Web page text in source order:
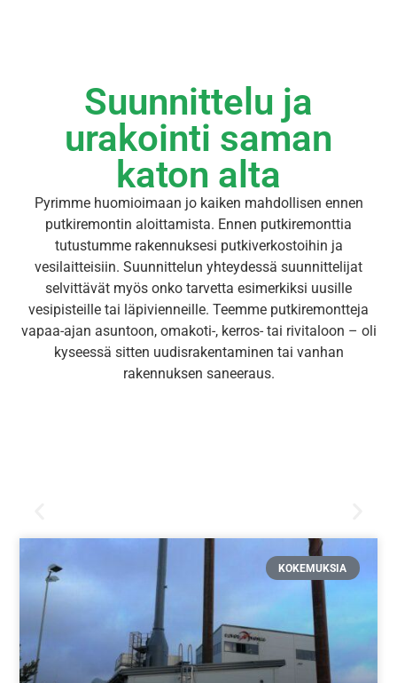
Suunnittelu ja
urakointi saman
katon alta
Pyrimme huomioimaan jo kaiken mahdollisen ennen
putkiremontin aloittamista. Ennen putkiremonttia
tutustumme rakennuksesi putkiverkostoihin ja
vesilaitteisiin. Suunnittelun yhteydessä suunnittelijat
selvittävät myös onko tarvetta esimerkiksi uusille
vesipisteille tai läpivienneille. Teemme putkiremontteja
vapaa-ajan asuntoon, omakoti-, kerros- tai rivitaloon – oli
kyseessä sitten uudisrakentaminen tai vanhan
rakennuksen saneeraus.
KOKEMUKSIA